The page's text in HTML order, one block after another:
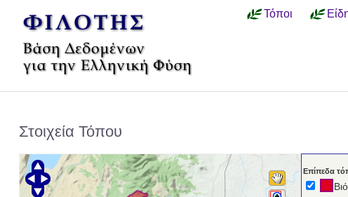
Τόποι
Στοιχεία Τόπου
Επίπεδα